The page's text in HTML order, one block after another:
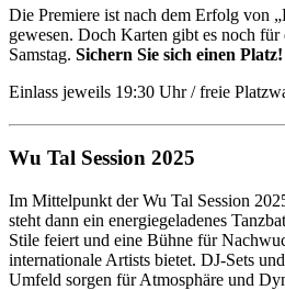
Die Premiere ist nach dem Erfolg von
gewesen. Doch Karten gibt es noch
Samstag. Sichern Sie sich einen Platz!
Einlass jeweils 19:30 Uhr / freie
Wu Tal Session 2025
Im Mittelpunkt der Wu Tal Session
steht dann ein energiegeladenes
Stile feiert und eine Bühne für
internationale Artists bietet. DJ-Sets
Umfeld sorgen für Atmosphäre und